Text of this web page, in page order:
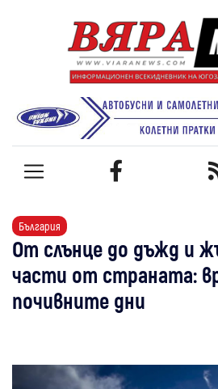
България
От слънце до дъжд и
части от страната:
почивните дни